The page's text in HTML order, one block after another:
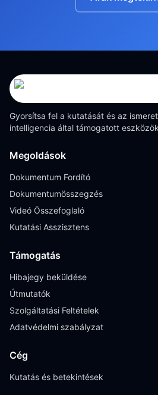
Gyorsítsa fel a kutatását és az
intelligencia által támogatott
Megoldások
Dokumentum Fordító
Dokumentumösszegzés
Videó Összefoglaló
Kutatási Asszisztens
Támogatás
Hibajegy beküldése
Útmutatók
Szolgáltatási Feltételek
Adatvédelmi szabályzat
Cég
Kutatás és betekintések